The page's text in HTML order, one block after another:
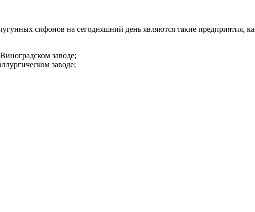
сифонов на сегодняшний день являются такие предприятия,
заводе;
заводе;